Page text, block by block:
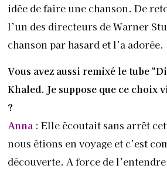
idée de faire une chanson. De
l’un des directeurs de Warner
chanson par hasard et l’a adorée.
Vous avez aussi remixé le tube
Khaled. Je suppose que ce choix
?
Anna : Elle écoutait sans arrêt
nous étions en voyage et c’est
découverte. A force de